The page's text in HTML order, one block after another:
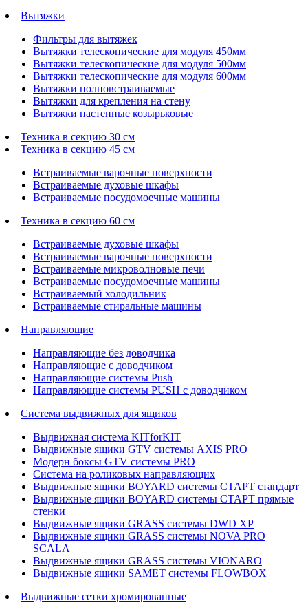
Вытяжки
Фильтры для вытяжек
Вытяжки телескопические для модуля 450мм
Вытяжки телескопические для модуля 500мм
Вытяжки телескопические для модуля 600мм
Вытяжки полновстраиваемые
Вытяжки для крепления на стену
Вытяжки настенные козырьковые
Техника в секцию 30 см
Техника в секцию 45 см
Встраиваемые варочные поверхности
Встраиваемые духовые шкафы
Встраиваемые посудомоечные машины
Техника в секцию 60 см
Встраиваемые духовые шкафы
Встраиваемые варочные поверхности
Встраиваемые микроволновые печи
Встраиваемые посудомоечные машины
Встраиваемый холодильник
Встраиваемые стиральные машины
Направляющие
Направляющие без доводчика
Направляющие с доводчиком
Направляющие системы Push
Направляющие системы PUSH с доводчиком
Система выдвижных для ящиков
Выдвижная система KITforKIT
Выдвижные ящики GTV системы AXIS PRO
Модерн боксы GTV системы PRO
Система на роликовых направляющих
Выдвижные ящики BOYARD системы СТАРТ стандарт
Выдвижные ящики BOYARD системы СТАРТ прямые
стенки
Выдвижные ящики GRASS системы DWD XP
Выдвижные ящики GRASS системы NOVA PRO
SCALA
Выдвижные ящики GRASS системы VIONARO
Выдвижные ящики SAMET системы FLOWBOX
Выдвижные сетки хромированные